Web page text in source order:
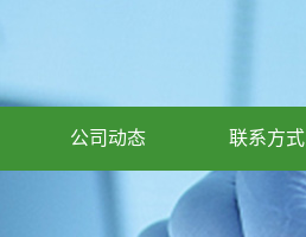
公司动态 联系方式